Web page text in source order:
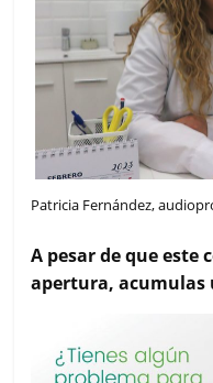
Patricia Fernández,
A pesar de que este
apertura, acumulas